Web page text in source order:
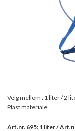
Velg mellom : 1 liter / 2
Plast materiale
Art.nr. 695: 1 liter /